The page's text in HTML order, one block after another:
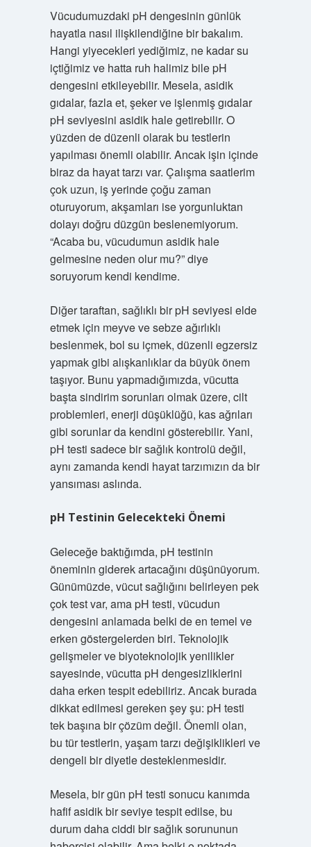
Vücudumuzdaki pH dengesinin günlük
hayatla nasıl ilişkilendiğine bir bakalım.
Hangi yiyecekleri yediğimiz, ne kadar su
içtiğimiz ve hatta ruh halimiz bile pH
dengesini etkileyebilir. Mesela, asidik
gıdalar, fazla et, şeker ve işlenmiş gıdalar
pH seviyesini asidik hale getirebilir. O
yüzden de düzenli olarak bu testlerin
yapılması önemli olabilir. Ancak işin içinde
biraz da hayat tarzı var. Çalışma saatlerim
çok uzun, iş yerinde çoğu zaman
oturuyorum, akşamları ise yorgunluktan
dolayı doğru düzgün beslenemiyorum.
“Acaba bu, vücudumun asidik hale
gelmesine neden olur mu?” diye
soruyorum kendi kendime.
Diğer taraftan, sağlıklı bir pH seviyesi elde
etmek için meyve ve sebze ağırlıklı
beslenmek, bol su içmek, düzenli egzersiz
yapmak gibi alışkanlıklar da büyük önem
taşıyor. Bunu yapmadığımızda, vücutta
başta sindirim sorunları olmak üzere, cilt
problemleri, enerji düşüklüğü, kas ağrıları
gibi sorunlar da kendini gösterebilir. Yani,
pH testi sadece bir sağlık kontrolü değil,
aynı zamanda kendi hayat tarzımızın da bir
yansıması aslında.
pH Testinin Gelecekteki Önemi
Geleceğe baktığımda, pH testinin
öneminin giderek artacağını düşünüyorum.
Günümüzde, vücut sağlığını belirleyen pek
çok test var, ama pH testi, vücudun
dengesini anlamada belki de en temel ve
erken göstergelerden biri. Teknolojik
gelişmeler ve biyoteknolojik yenilikler
sayesinde, vücutta pH dengesizliklerini
daha erken tespit edebiliriz. Ancak burada
dikkat edilmesi gereken şey şu: pH testi
tek başına bir çözüm değil. Önemli olan,
bu tür testlerin, yaşam tarzı değişiklikleri ve
dengeli bir diyetle desteklenmesidir.
Mesela, bir gün pH testi sonucu kanımda
hafif asidik bir seviye tespit edilse, bu
durum daha ciddi bir sağlık sorununun